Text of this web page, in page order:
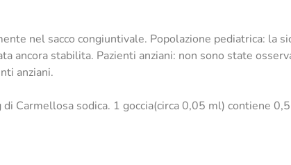
nel sacco congiuntivale. Popolazione pediatrica: la
ancora stabilita. Pazienti anziani: non sono state
anziani.
Carmellosa sodica. 1 goccia(circa 0,05 ml) contiene